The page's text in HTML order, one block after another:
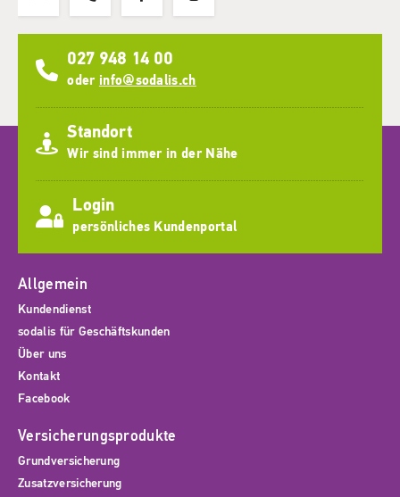
027 948 14 00
oder info@sodalis.ch
Standort
Wir sind immer in der Nähe
Login
persönliches Kundenportal
Allgemein
Kundendienst
sodalis für Geschäftskunden
Über uns
Kontakt
Facebook
Versicherungsprodukte
Grundversicherung
Zusatzversicherung